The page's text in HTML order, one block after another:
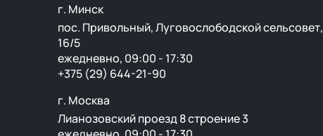
г. Минск
пос. Привольный, Луговослободской сельсовет,
16/5
ежедневно, 09:00 - 17:30
+375 (29) 644-21-90
г. Москва
Лианозовский проезд 8 строение 3